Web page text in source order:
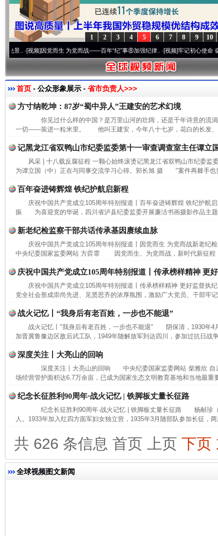
10
9
8
7
6
5
4
3
2
1
·[视频]因党而生 为党而战——百年“纪”事⑧加强纪律..·[视频]牢记初心使命 奋进复兴
首页 - 公众形象展示 - 省市负责人>>>
方寸纳乾坤：87岁“蜀中异人”王建安的艺术幻境
你见过什么样的中国？是万里山河的壮阔，还是千年诗意的
一切——装进一粒米里。 他叫王建安，今年八十七岁，花白的长发、
记黑龙江省双鸭山市纪委监委第十一审查调查室主任谭立
风采 | 十八载反腐征程 一颗心始终滚烫记黑龙江省双鸭山市纪委监
为谭立国（中）正在与同事交流学习心得。郭长旭 摄 "案件再棘手也
百年奋进铸辉煌 铁纪护航启新程
庆祝中国共产党成立105周年特别报道丨百年奋进铸辉煌 铁纪护航
振 为喜迎党的华诞，四川省泸县纪委监委开展廉洁书画摄影作品主
新老纪检监察干部共话传承基因赓续血脉
庆祝中国共产党成立105周年特别报道丨因党而生 为党而战新老纪
中央纪委国家监委网站 方弈霏 因党而生、为党而战，新时代新征程
庆祝中国共产党成立105周年特别报道丨传承榜样精神 更
庆祝中国共产党成立105周年特别报道丨传承榜样精神 更好监督
党全社会形成崇尚先进、见贤思齐的浓厚氛围，激励广大党员、干部牢
战火记忆丨“我身后有老百姓，一步也不能退”
战火记忆丨"我身后有老百姓，一步也不能退" 阴保清，1930年4
加晋冀鲁豫边区敌后武工队，1949年随解放军到达四川，参加过抗日战
深度关注丨大亮山的回响
深度关注丨大亮山的回响 中央纪委国家监委网站 柴雅欣
场经营管护面积达6.7万余亩，已成为国家生态文明教育基地和当地最重
纪念长征胜利90周年·战火记忆 | 铁脚板丈量长征路
纪念长征胜利90周年·战火记忆 | 铁脚板丈量长征路 杨献珍（
人。1933年加入红四方面军妇女独立营，1935年3月随部队参加长征，
共 626 条信息 首页 上页 下页
全球视频图文新闻
网上购药对药下症？
这是一记警钟！ 谢
在谋一域中谋全局